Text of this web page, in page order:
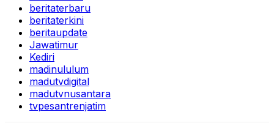
beritaterbaru
beritaterkini
beritaupdate
Jawatimur
Kediri
madinululum
madutvdigital
madutvnusantara
tvpesantrenjatim